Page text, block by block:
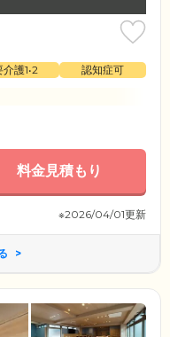
介護1•2
認知症可
料金見積もり
※2026/04/01更新